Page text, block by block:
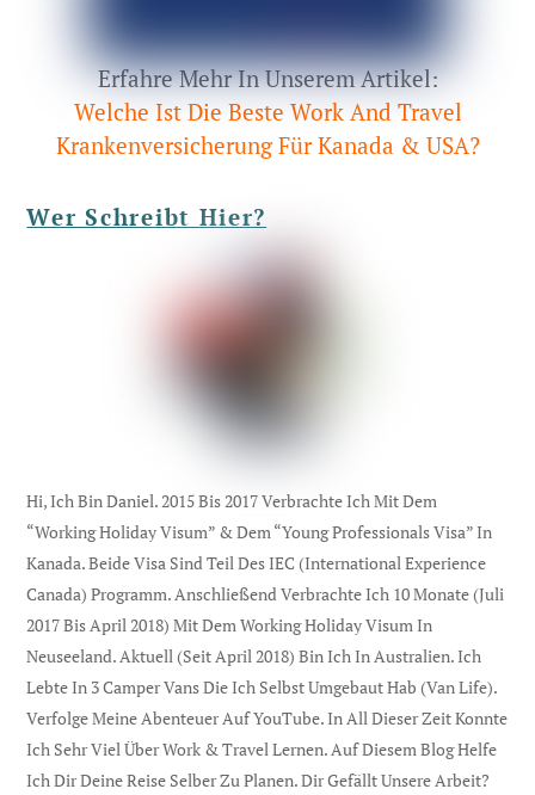
Erfahre Mehr In Unserem Artikel:
Welche Ist Die Beste Work And Travel
Krankenversicherung Für Kanada & USA?
Wer Schreibt Hier?
Hi, Ich Bin Daniel. 2015 Bis 2017 Verbrachte Ich Mit Dem
“Working Holiday Visum” & Dem “Young Professionals Visa” In
Kanada. Beide Visa Sind Teil Des IEC (international Experience
Canada) Programm. Anschließend Verbrachte Ich 10 Monate (Juli
2017 Bis April 2018) Mit Dem Working Holiday Visum In
Neuseeland. Aktuell (seit April 2018) Bin Ich In Australien. Ich
Lebte In 3 Camper Vans Die Ich Selbst Umgebaut Hab (Van Life).
Verfolge Meine Abenteuer Auf YouTube. In All Dieser Zeit Konnte
Ich Sehr Viel Über Work & Travel Lernen. Auf Diesem Blog Helfe
Ich Dir Deine Reise Selber Zu Planen. Dir Gefällt Unsere Arbeit?